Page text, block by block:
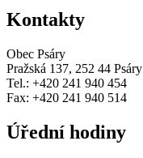
Kontakty
Obec Psáry
Pražská 137, 252 44 Psáry
Tel.: +420 241 940 454
Fax: +420 241 940 514
Úřední hodiny